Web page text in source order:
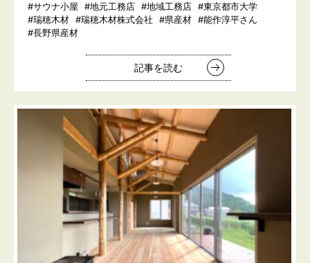
#サウナ小屋 #地元工務店 #地域工務店 #東京都市大学
#瑞穂木材 #瑞穂木材株式会社 #県産材 #能作淳平さん
#長野県産材
記事を読む